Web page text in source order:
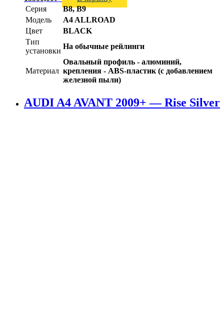
Серия
B8, B9
Модель
A4 ALLROAD
Цвет
BLACK
Тип
установки
На обычные рейлинги
Материал
Овальный профиль - алюминий,
крепления - ABS-пластик (с добавлением
железной пыли)
AUDI A4 AVANT 2009+ — Rise Silver